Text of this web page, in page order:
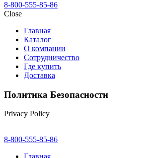
8-800-555-85-86
Close
Главная
Каталог
О компании
Сотрудничество
Где купить
Доставка
Политика Безопасности
Privacy Policy
8-800-555-85-86